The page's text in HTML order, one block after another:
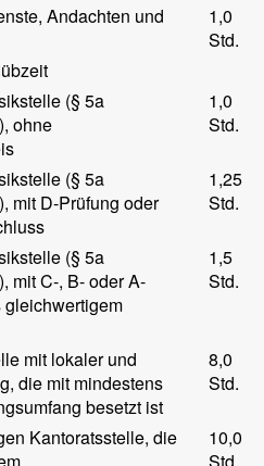
Andachten und
1,0
Std.
(§ 5a
ohne
1,0
Std.
(§ 5a
mit D-Prüfung oder
1,25
Std.
(§ 5a
mit C-, B- oder A-
1,5
Std.
mit lokaler und
die mit mindestens
besetzt ist
8,0
Std.
Kantoratsstelle, die
10,0